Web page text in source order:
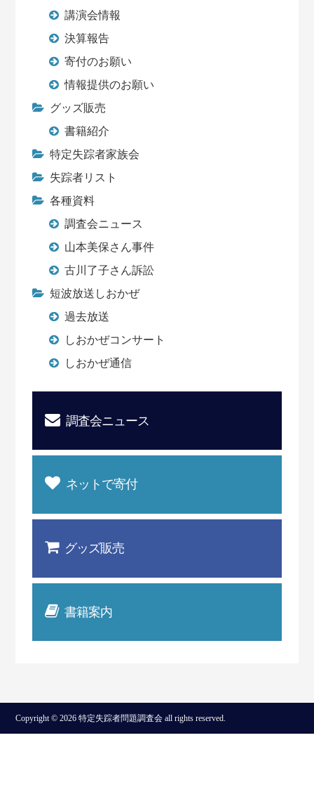
講演会情報
決算報告
寄付のお願い
情報提供のお願い
グッズ販売
書籍紹介
特定失踪者家族会
失踪者リスト
各種資料
調査会ニュース
山本美保さん事件
古川了子さん訴訟
短波放送しおかぜ
過去放送
しおかぜコンサート
しおかぜ通信
調査会ニュース
ネットで寄付
グッズ販売
書籍案内
Copyright © 2026 特定失踪者問題調査会 all rights reserved.